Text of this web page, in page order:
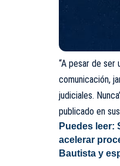
“A pesar de ser
comunicación,
judiciales.
publicado en
Puedes leer:
acelerar
Bautista y